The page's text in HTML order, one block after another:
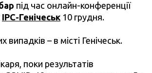
під час онлайн-конференції
IPC-Генічеськ 10 грудня.
випадків – в місті Генічеськ.
поки результатів